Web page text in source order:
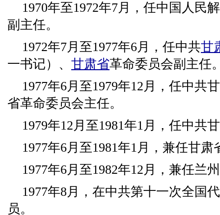
1970年至1972年7月，任中国人民
副主任。
1972年7月至1977年6月，任中共甘
一书记）、 甘肃省革命委员会副主任
1977年6月至1979年12月，任中共
省革命委员会主任。
1979年12月至1981年1月，任中共
1977年6月至1981年1月，兼任甘
1977年6月至1982年12月，兼任兰
1977年8月，在中共第十一次全国
员。